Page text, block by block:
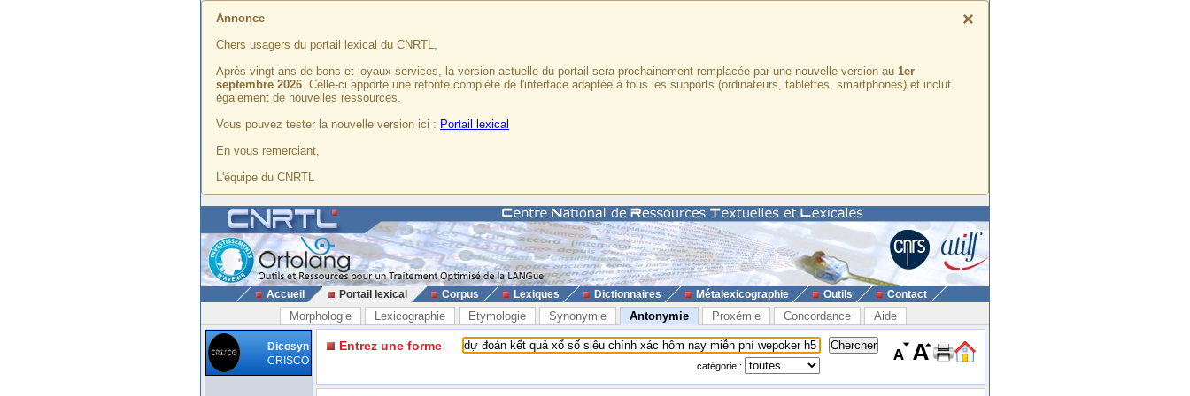
×
Annonce
Chers usagers du portail lexical du CNRTL,
Après vingt ans de bons et loyaux services, la version actuelle du portail sera prochainement remplacée par une nouvelle version au 1er
septembre 2026. Celle-ci apporte une refonte complète de l'interface adaptée à tous les supports (ordinateurs, tablettes, smartphones) et inclut
également de nouvelles ressources.
Vous pouvez tester la nouvelle version ici : Portail lexical
En vous remerciant,
L'équipe du CNRTL
Accueil Portail lexical Corpus Lexiques Dictionnaires Métalexicographie Outils Contact
Morphologie Lexicographie Etymologie Synonymie Antonymie Proxémie Concordance Aide
Dicosyn
CRISCO
Entrez une forme
catégorie :